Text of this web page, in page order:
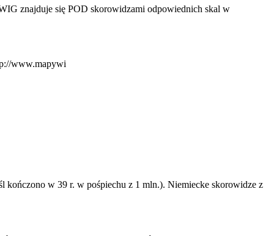
znajduje się POD skorowidzami odpowiednich skal w
www.mapywi
kończono w 39 r. w pośpiechu z 1 mln.). Niemiecke skorowidze z